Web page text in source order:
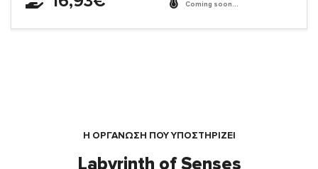
Coming soon...
Η ΟΡΓΆΝΩΣΗ ΠΟΥ ΥΠΟΣΤΗΡΙΖΕΙ
Labyrinth of Senses